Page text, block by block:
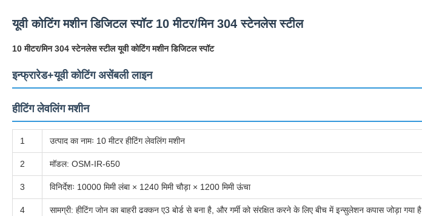
यूवी कोटिंग मशीन डिजिटल स्पॉट 10 मीटर/मिन 304 स्टेनलेस स्टील
10 मीटर/मिन 304 स्टेनलेस स्टील यूवी कोटिंग मशीन डिजिटल स्पॉट
इन्फ्रारेड+यूवी कोटिंग असेंबली लाइन
हीटिंग लेवलिंग मशीन
1 उत्पाद का नामः 10 मीटर हीटिंग लेवलिंग मशीन
2 मॉडल: OSM-IR-650
3 विनिर्देशः 10000 मिमी लंबा × 1240 मिमी चौड़ा × 1200 मिमी ऊंचा
4 सामग्री: हीटिंग जोन का बाहरी ढक्कन ए3 बोर्ड से बना है, और गर्मी को संरक्षित करने के लिए बीच में इन्सुलेशन कपास जोड़ा गया है